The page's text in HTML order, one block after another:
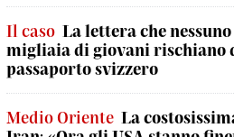
Il caso La lettera che nessuno
migliaia di giovani rischiano
passaporto svizzero
Medio Oriente La